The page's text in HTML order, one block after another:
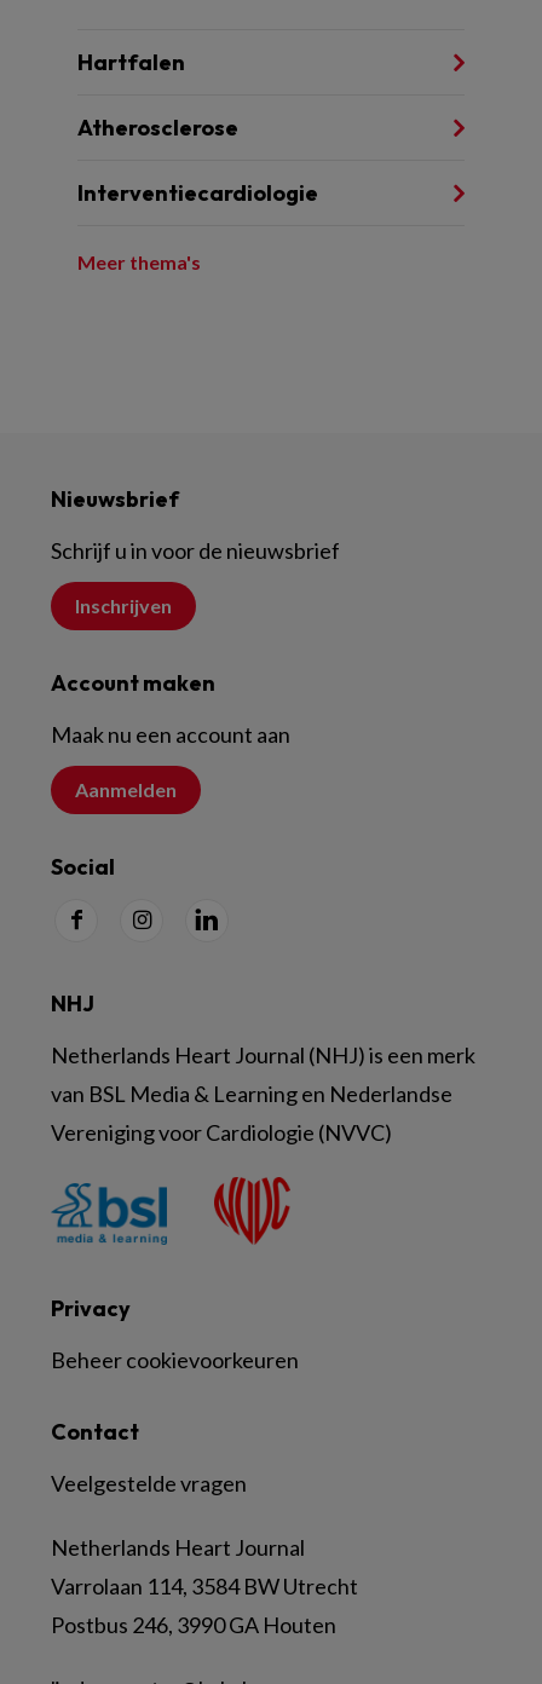
Hartfalen
Atherosclerose
Interventiecardiologie
Meer thema's
Nieuwsbrief
Schrijf u in voor de nieuwsbrief
Inschrijven
Account maken
Maak nu een account aan
Aanmelden
Social
Contact
Veelgestelde vragen
Netherlands Heart Journal
Varrolaan 114, 3584 BW Utrecht
Postbus 246, 3990 GA Houten
Privacy
Beheer cookievoorkeuren
NHJ
Netherlands Heart Journal (NHJ) is een merk
van BSL Media & Learning en Nederlandse
Vereniging voor Cardiologie (NVVC)